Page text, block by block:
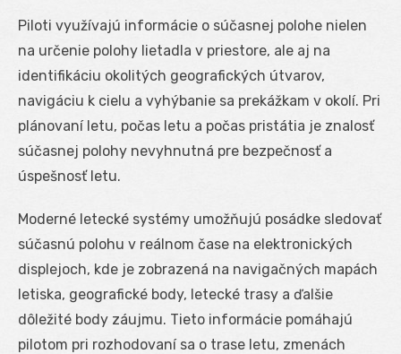
Piloti využívajú informácie o súčasnej polohe nielen
na určenie polohy lietadla v priestore, ale aj na
identifikáciu okolitých geografických útvarov,
navigáciu k cielu a vyhýbanie sa prekážkam v okolí. Pri
plánovaní letu, počas letu a počas pristátia je znalosť
súčasnej polohy nevyhnutná pre bezpečnosť a
úspešnosť letu.
Moderné letecké systémy umožňujú posádke sledovať
súčasnú polohu v reálnom čase na elektronických
displejoch, kde je zobrazená na navigačných mapách
letiska, geografické body, letecké trasy a ďalšie
dôležité body záujmu. Tieto informácie pomáhajú
pilotom pri rozhodovaní sa o trase letu, zmenách